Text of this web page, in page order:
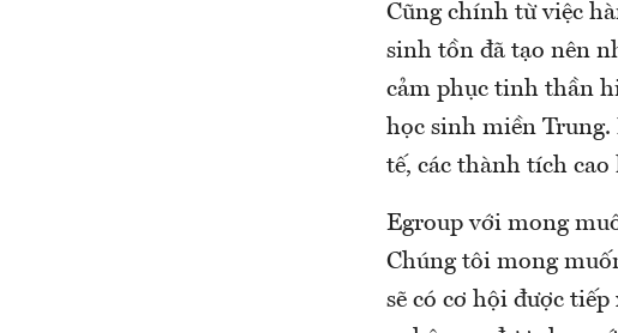
Cũng chính từ việc
sinh tồn đã tạo nên
cảm phục tinh thần
học sinh miền
tế, các thành tích
Egroup với mong
Chúng tôi mong
sẽ có cơ hội được